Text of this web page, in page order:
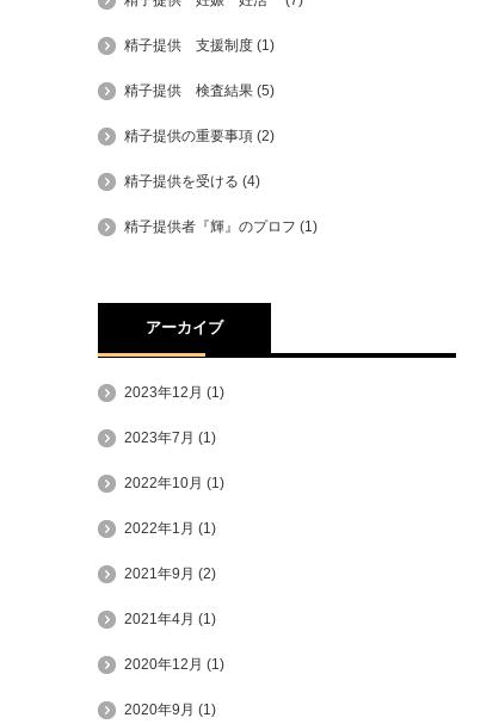
精子提供 支援制度 (1)
精子提供 検査結果 (5)
精子提供の重要事項 (2)
精子提供を受ける (4)
精子提供者『輝』のプロフ (1)
アーカイブ
2023年12月 (1)
2023年7月 (1)
2022年10月 (1)
2022年1月 (1)
2021年9月 (2)
2021年4月 (1)
2020年12月 (1)
2020年9月 (1)